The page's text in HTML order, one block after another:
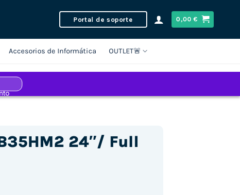
Portal de soporte 0,00€
Accesorios de Informática OUTLET🚨
24″/ Full